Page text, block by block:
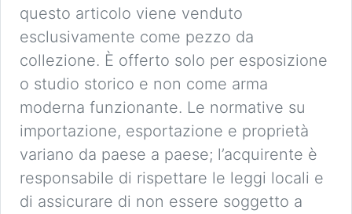
questo articolo viene venduto
esclusivamente come pezzo da
collezione. È offerto solo per esposizione
o studio storico e non come arma
moderna funzionante. Le normative su
importazione, esportazione e proprietà
variano da paese a paese; l’acquirente è
responsabile di rispettare le leggi locali e
di assicurare di non essere soggetto a